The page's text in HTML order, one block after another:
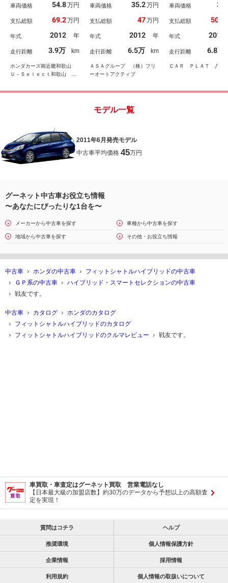
ン Ｈｏｎｄａ認定中古
ｄａ販売店全国保証１
クリーニング済 ＨＤＤ
ナビ バックカメラ Ｅ
ＴＣ アルミホイール
Ｂカメ フルオートエア
コン 電動格納ドアミラ
車両価格 54.8万円
支払総額 69.2万円
年式 2012 年
走行距離 3.9万 km
ホンダカーズ南近畿和歌山
Ｕ－Ｓｅｌｅｃｔ和歌山
Ｄ ＴＶ ラジオ Ｂｌ
カメラ ＥＴＣ オート
トロール キーレスエン
トリー Ｗエアバック
ＥＳＣ ＡＢＳ フルエ
アロ フォグランプ
車両価格 35.2万円
支払総額 47万円
年式 2012 年
走行距離 6.5万 km
ＡＳＡグループ （株）フリ
ーオートアクティブ
ーナビ Ｗエアバ
ワンセグＴＶ Ｅ
ＶＳＡ パワーウィ
ウ キ－レス デュ
エアバッグ パワ
運転席エアバッグ
車両価格 39
支払総額 50.5
年式 2012
走行距離 6.8万
ＣＡＲ ＰＬＡＴ 八王
モデル一覧
2011年6月発売モデル
中古車平均価格 45万円
グーネット中古車お役立ち情報
〜あなたにぴったりな1台を〜
メーカーから中古車を探す 車種から中古車を探す
地域から中古車を探す その他・お役立ち情報
中古車 ホンダの中古車
フィットシャトルハイブリッドの中古車
ＧＰ系の中古車
ハイブリッド・スマートセレクションの中古車
戦友です。
中古車 カタログ
ホンダのカタログ
フィットシャトルハイブリッドのカタログ
フィットシャトルハイブリッドのクルマレビュー
戦友です。
車買取・車査定はグーネット買取 営業電話なし
【日本最大級の加盟店数】約30万のデータから予想以上の高額査
定を実現！
質問はコチラ ヘルプ
推奨環境 個人情報保護方針
企業情報 採用情報
利用規約 個人情報の取扱いについて